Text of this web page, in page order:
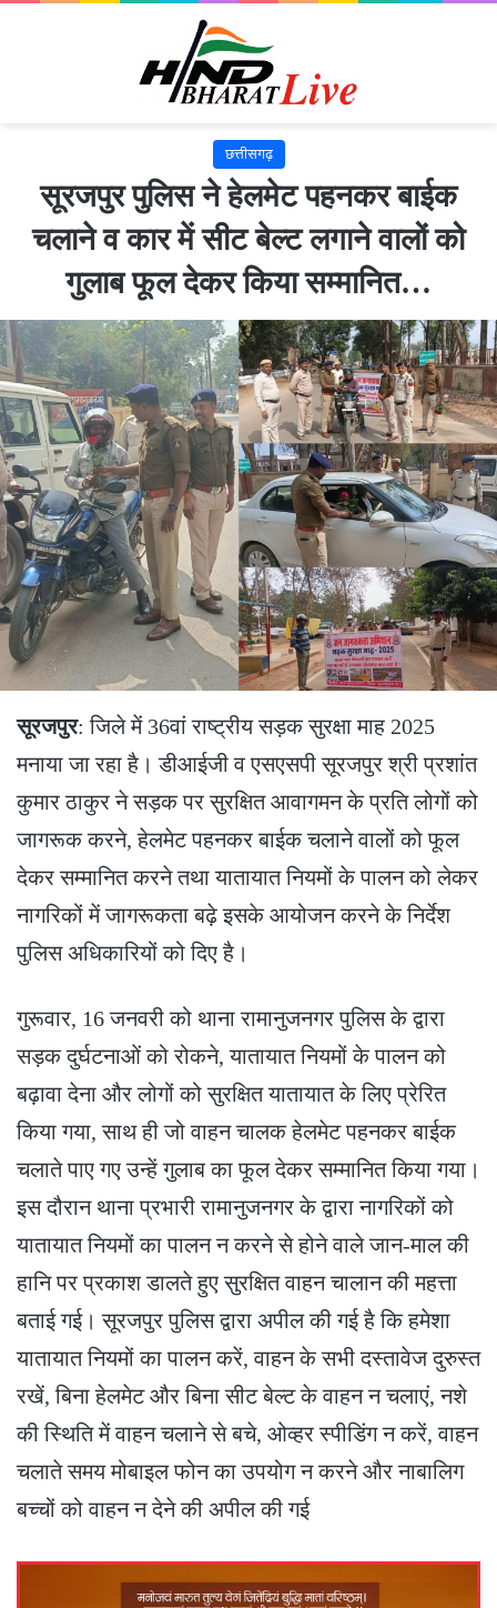
छत्तीसगढ़
सूरजपुर पुलिस ने हेलमेट पहनकर बाईक
चलाने व कार में सीट बेल्ट लगाने वालों को
गुलाब फूल देकर किया सम्मानित…
सूरजपुर: जिले में 36वां राष्ट्रीय सड़क सुरक्षा माह 2025
मनाया जा रहा है। डीआईजी व एसएसपी सूरजपुर श्री प्रशांत
कुमार ठाकुर ने सड़क पर सुरक्षित आवागमन के प्रति लोगों को
जागरूक करने, हेलमेट पहनकर बाईक चलाने वालों को फूल
देकर सम्मानित करने तथा यातायात नियमों के पालन को लेकर
नागरिकों में जागरूकता बढ़े इसके आयोजन करने के निर्देश
पुलिस अधिकारियों को दिए है।
गुरूवार, 16 जनवरी को थाना रामानुजनगर पुलिस के द्वारा
सड़क दुर्घटनाओं को रोकने, यातायात नियमों के पालन को
बढ़ावा देना और लोगों को सुरक्षित यातायात के लिए प्रेरित
किया गया, साथ ही जो वाहन चालक हेलमेट पहनकर बाईक
चलाते पाए गए उन्हें गुलाब का फूल देकर सम्मानित किया गया।
इस दौरान थाना प्रभारी रामानुजनगर के द्वारा नागरिकों को
यातायात नियमों का पालन न करने से होने वाले जान-माल की
हानि पर प्रकाश डालते हुए सुरक्षित वाहन चालान की महत्ता
बताई गई। सूरजपुर पुलिस द्वारा अपील की गई है कि हमेशा
यातायात नियमों का पालन करें, वाहन के सभी दस्तावेज दुरुस्त
रखें, बिना हेलमेट और बिना सीट बेल्ट के वाहन न चलाएं, नशे
की स्थिति में वाहन चलाने से बचे, ओव्हर स्पीडिंग न करें, वाहन
चलाते समय मोबाइल फोन का उपयोग न करने और नाबालिग
बच्चों को वाहन न देने की अपील की गई